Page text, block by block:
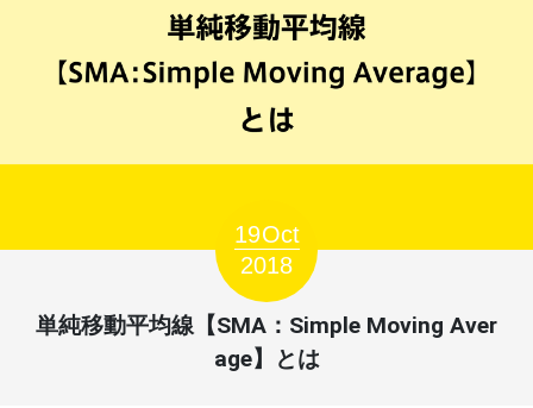
19Oct
2018
単純移動平均線【SMA：Simple Moving Aver
age】とは